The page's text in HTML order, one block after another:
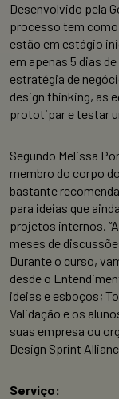
Desenvolvido pela
processo tem
estão em estágio
em apenas 5 dias
estratégia de
design thinking, as
prototipar e testar
Segundo Melissa
membro do corpo
bastante
para ideias que
projetos internos.
meses de
Durante o curso,
desde o
ideias e esboços;
Validação e os
suas empresa ou
Design Sprint
Serviço: